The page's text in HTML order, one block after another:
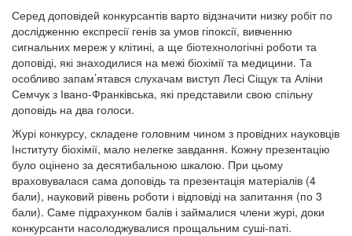
Серед доповідей конкурсантів варто відзначити низку робіт по
дослідженню експресії генів за умов гіпоксії, вивченню
сигнальних мереж у клітині, а ще біотехнологічні роботи та
доповіді, які знаходилися на межі біохімії та медицини. Та
особливо запам’ятався слухачам виступ Лесі Сіщук та Аліни
Семчук з Івано-Франківська, які представили свою спільну
доповідь на два голоси.
Журі конкурсу, складене головним чином з провідних науковців
Інституту біохімії, мало нелегке завдання. Кожну презентацію
було оцінено за десятибальною шкалою. При цьому
враховувалася сама доповідь та презентація матеріалів (4
бали), науковий рівень роботи і відповіді на запитання (по 3
бали). Саме підрахунком балів і займалися члени журі, доки
конкурсанти насолоджувалися прощальним суші-паті.